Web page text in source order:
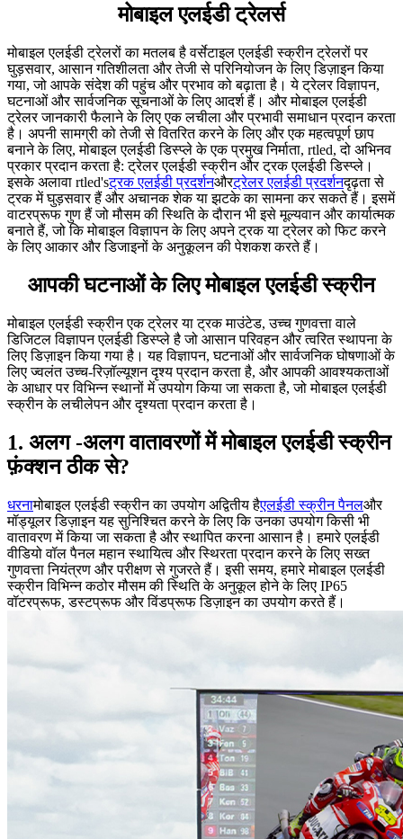
मोबाइल एलईडी ट्रेलर्स
मोबाइल एलईडी ट्रेलरों का मतलब है वर्सेटाइल एलईडी स्क्रीन ट्रेलरों पर
घुड़सवार, आसान गतिशीलता और तेजी से परिनियोजन के लिए डिज़ाइन किया
गया, जो आपके संदेश की पहुंच और प्रभाव को बढ़ाता है। ये ट्रेलर विज्ञापन,
घटनाओं और सार्वजनिक सूचनाओं के लिए आदर्श हैं। और मोबाइल एलईडी
ट्रेलर जानकारी फैलाने के लिए एक लचीला और प्रभावी समाधान प्रदान करता
है। अपनी सामग्री को तेजी से वितरित करने के लिए और एक महत्वपूर्ण छाप
बनाने के लिए, मोबाइल एलईडी डिस्प्ले के एक प्रमुख निर्माता, rtled, दो अभिनव
प्रकार प्रदान करता है: ट्रेलर एलईडी स्क्रीन और ट्रक एलईडी डिस्प्ले।
इसके अलावा rtled'sट्रक एलईडी प्रदर्शनऔरट्रेलर एलईडी प्रदर्शनदृढ़ता से
ट्रक में घुड़सवार हैं और अचानक शेक या झटके का सामना कर सकते हैं। इसमें
वाटरप्रूफ गुण हैं जो मौसम की स्थिति के दौरान भी इसे मूल्यवान और कार्यात्मक
बनाते हैं, जो कि मोबाइल विज्ञापन के लिए अपने ट्रक या ट्रेलर को फिट करने
के लिए आकार और डिजाइनों के अनुकूलन की पेशकश करते हैं।
आपकी घटनाओं के लिए मोबाइल एलईडी स्क्रीन
मोबाइल एलईडी स्क्रीन एक ट्रेलर या ट्रक माउंटेड, उच्च गुणवत्ता वाले
डिजिटल विज्ञापन एलईडी डिस्प्ले है जो आसान परिवहन और त्वरित स्थापना के
लिए डिज़ाइन किया गया है। यह विज्ञापन, घटनाओं और सार्वजनिक घोषणाओं के
लिए ज्वलंत उच्च-रिज़ॉल्यूशन दृश्य प्रदान करता है, और आपकी आवश्यकताओं
के आधार पर विभिन्न स्थानों में उपयोग किया जा सकता है, जो मोबाइल एलईडी
स्क्रीन के लचीलेपन और दृश्यता प्रदान करता है।
1. अलग -अलग वातावरणों में मोबाइल एलईडी स्क्रीन
फ़ंक्शन ठीक से?
धरनामोबाइल एलईडी स्क्रीन का उपयोग अद्वितीय हैएलईडी स्क्रीन पैनलऔर
मॉड्यूलर डिज़ाइन यह सुनिश्चित करने के लिए कि उनका उपयोग किसी भी
वातावरण में किया जा सकता है और स्थापित करना आसान है। हमारे एलईडी
वीडियो वॉल पैनल महान स्थायित्व और स्थिरता प्रदान करने के लिए सख्त
गुणवत्ता नियंत्रण और परीक्षण से गुजरते हैं। इसी समय, हमारे मोबाइल एलईडी
स्क्रीन विभिन्न कठोर मौसम की स्थिति के अनुकूल होने के लिए IP65
वॉटरप्रूफ, डस्टप्रूफ और विंडप्रूफ डिज़ाइन का उपयोग करते हैं।